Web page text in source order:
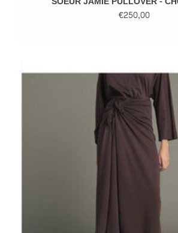
€250,00